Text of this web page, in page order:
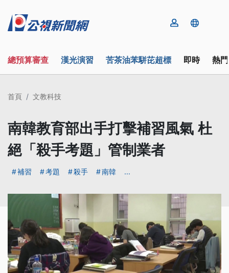
總預算審查 漢光演習 苦茶油苯駢芘超標 即時 熱
首頁 文教科技
南韓教育部出手打擊補習風氣 杜
絕「殺手考題」管制業者
補習 考題 殺手 南韓 ...